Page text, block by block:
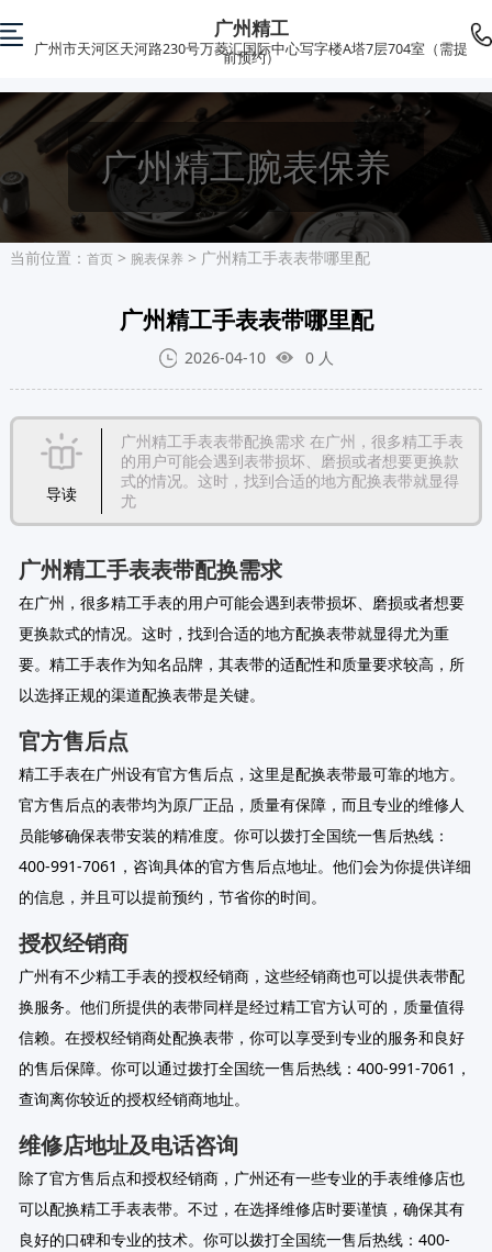
广州精工
广州市天河区天河路230号万菱汇国际中心写字楼A塔7层704室（需提
前预约）
广州精工腕表保养
当前位置： 首页> 腕表保养 > 广州精工手表表带哪里配
广州精工手表表带哪里配
2026-04-10 0 人
导读
广州精工手表表带配换需求 在广州，很多精工手表
的用户可能会遇到表带损坏、磨损或者想要更换款
式的情况。这时，找到合适的地方配换表带就显得
尤
广州精工手表表带配换需求
在广州，很多精工手表的用户可能会遇到表带损坏、磨损或者想要
更换款式的情况。这时，找到合适的地方配换表带就显得尤为重
要。精工手表作为知名品牌，其表带的适配性和质量要求较高，所
以选择正规的渠道配换表带是关键。
官方售后点
精工手表在广州设有官方售后点，这里是配换表带最可靠的地方。
官方售后点的表带均为原厂正品，质量有保障，而且专业的维修人
员能够确保表带安装的精准度。你可以拨打全国统一售后热线：
400-991-7061，咨询具体的官方售后点地址。他们会为你提供详细
的信息，并且可以提前预约，节省你的时间。
授权经销商
广州有不少精工手表的授权经销商，这些经销商也可以提供表带配
换服务。他们所提供的表带同样是经过精工官方认可的，质量值得
信赖。在授权经销商处配换表带，你可以享受到专业的服务和良好
的售后保障。你可以通过拨打全国统一售后热线：400-991-7061，
查询离你较近的授权经销商地址。
维修店地址及电话咨询
除了官方售后点和授权经销商，广州还有一些专业的手表维修店也
可以配换精工手表表带。不过，在选择维修店时要谨慎，确保其有
良好的口碑和专业的技术。你可以拨打全国统一售后热线：400-